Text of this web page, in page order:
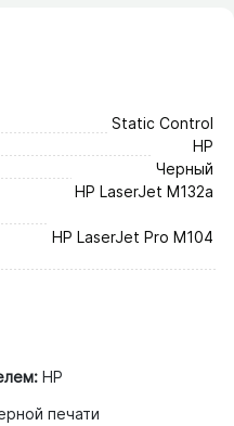
Static Control
HP
Черный
HP LaserJet M132a
HP LaserJet Pro M104
HP
печати